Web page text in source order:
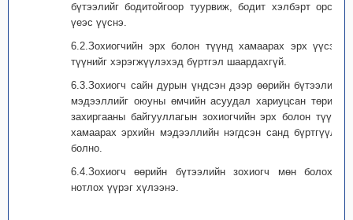
бүтээлийг бодитойгоор туурвиж, бодит хэлбэрт орсон
үеэс үүснэ.
6.2.Зохиогчийн эрх болон түүнд хамаарах эрх үүсэх,
түүнийг хэрэгжүүлэхэд бүртгэл шаардахгүй.
6.3.Зохиогч сайн дурын үндсэн дээр өөрийн бүтээлийн
мэдээллийг оюуны өмчийн асуудал хариуцсан төрийн
захиргааны байгууллагын зохиогчийн эрх болон түүнд
хамаарах эрхийн мэдээллийн нэгдсэн санд бүртгүүлж
болно.
6.4.Зохиогч өөрийн бүтээлийн зохиогч мөн болохоо
нотлох үүрэг хүлээнэ.